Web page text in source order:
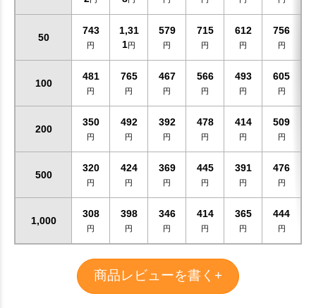
お買い物を続ける カートへ進む
50
743
円
1,31
1円
579
円
715
円
612
円
756
円
100
481
円
765
円
467
円
566
円
493
円
605
円
200
350
円
492
円
392
円
478
円
414
円
509
円
500
320
円
424
円
369
円
445
円
391
円
476
円
1,000
308
円
398
円
346
円
414
円
365
円
444
円
商品レビューを書く+